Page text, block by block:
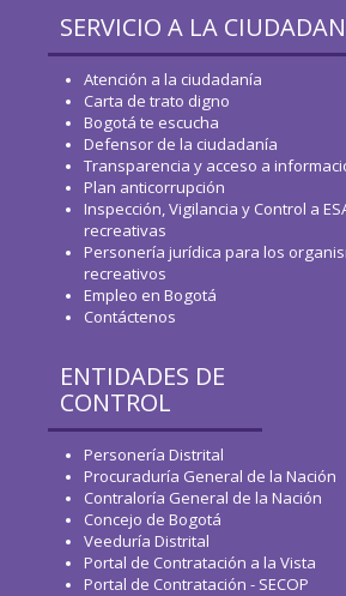
SERVICIO A LA
Atención a la ciudadanía
Carta de trato digno
Bogotá te escucha
Defensor de la ciudadanía
Transparencia y acceso a
Plan anticorrupción
Inspección, Vigilancia y Control a
recreativas
Personería jurídica para los
recreativos
Empleo en Bogotá
Contáctenos
ENTIDADES DE
CONTROL
Personería Distrital
Procuraduría General de la Nación
Contraloría General de la Nación
Concejo de Bogotá
Veeduría Distrital
Portal de Contratación a la Vista
Portal de Contratación - SECOP